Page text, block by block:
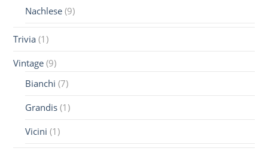
Nachlese (9)
Trivia (1)
Vintage (9)
Bianchi (7)
Grandis (1)
Vicini (1)